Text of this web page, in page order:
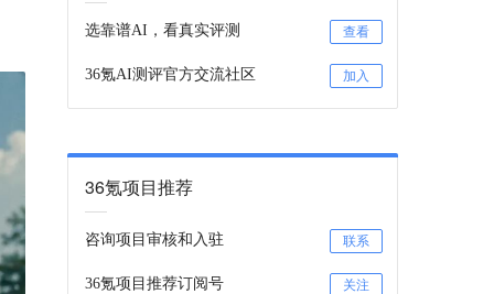
选靠谱AI，看真实评测 查看
36氪AI测评官方交流社区 加入
36氪项目推荐
咨询项目审核和入驻 联系
36氪项目推荐订阅号 关注